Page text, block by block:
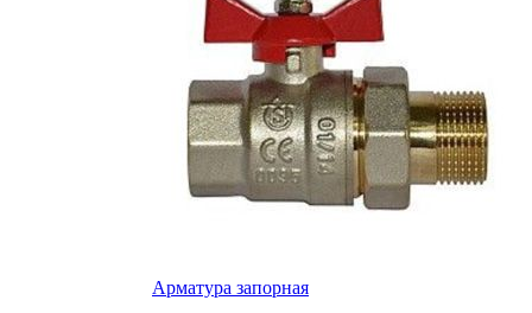
Арматура запорная